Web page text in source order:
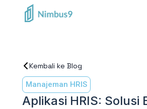
Kembali ke Blog
Manajeman HRIS
Aplikasi HRIS: Solusi